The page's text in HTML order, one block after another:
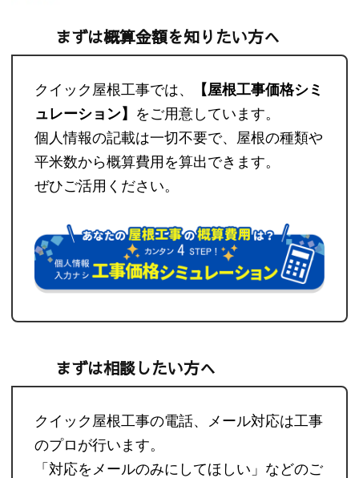
まずは概算金額を知りたい方へ
クイック屋根工事では、
【屋根工事価格シミ
ュレーション】 をご用意しています。
個人情報の記載は一切不要で、屋根の種類や
平米数から概算費用を算出できます。
ぜひご活用ください。
まずは相談したい方へ
クイック屋根工事の電話、メール対応は工事
のプロが行います。
「対応をメールのみにしてほしい」などのご